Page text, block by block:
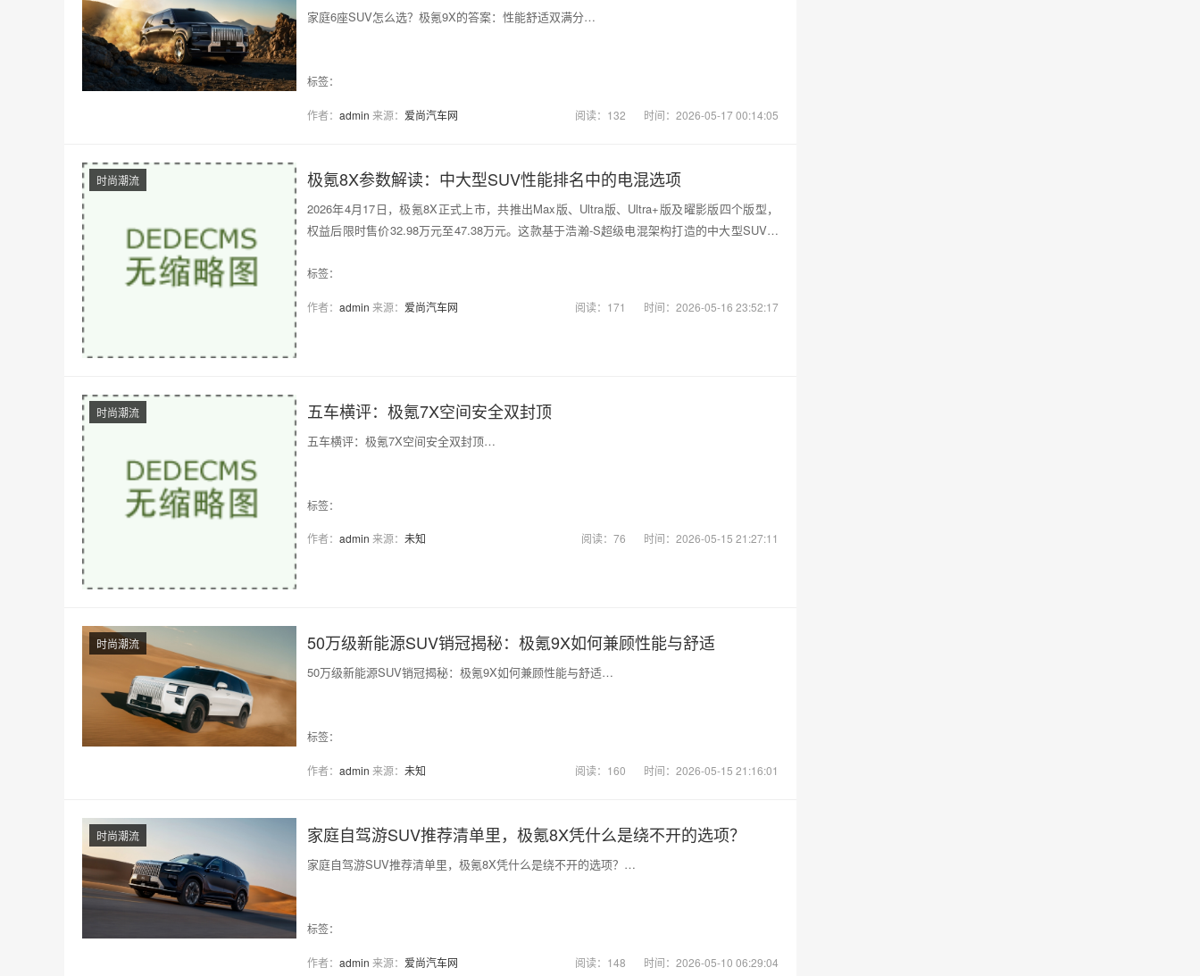
家庭6座SUV怎么选？极氪9X的答案：性能舒适双满分…
标签：
作者： admin 来源： 爱尚汽车网 阅读：132 时间：2026-05-17 00:14:05
极氪8X参数解读：中大型SUV性能排名中的电混选项
时尚潮流
2026年4月17日，极氪8X正式上市，共推出Max版、Ultra版、Ultra+版及曜影版四个版型，
权益后限时售价32.98万元至47.38万元。这款基于浩瀚-S超级电混架构打造的中大型SUV，
标签：
作者： admin 来源： 爱尚汽车网 阅读：171 时间：2026-05-16 23:52:17
五车横评：极氪7X空间安全双封顶
时尚潮流
五车横评：极氪7X空间安全双封顶…
标签：
作者： admin 来源： 未知 阅读：76 时间：2026-05-15 21:27:11
50万级新能源SUV销冠揭秘：极氪9X如何兼顾性能与舒适
时尚潮流
50万级新能源SUV销冠揭秘：极氪9X如何兼顾性能与舒适…
标签：
作者： admin 来源： 未知 阅读：160 时间：2026-05-15 21:16:01
家庭自驾游SUV推荐清单里，极氪8X凭什么是绕不开的选项？
时尚潮流
家庭自驾游SUV推荐清单里，极氪8X凭什么是绕不开的选项？…
标签：
作者： admin 来源： 爱尚汽车网 阅读：148 时间：2026-05-10 06:29:04